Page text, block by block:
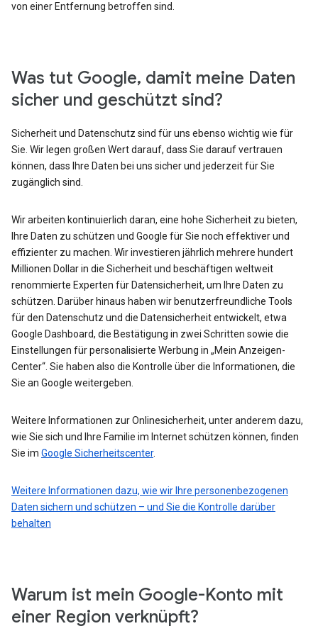
von einer Entfernung betroffen sind.
Was tut Google, damit meine Daten
sicher und geschützt sind?
Sicherheit und Datenschutz sind für uns ebenso wichtig wie für
Sie. Wir legen großen Wert darauf, dass Sie darauf vertrauen
können, dass Ihre Daten bei uns sicher und jederzeit für Sie
zugänglich sind.
Wir arbeiten kontinuierlich daran, eine hohe Sicherheit zu bieten,
Ihre Daten zu schützen und Google für Sie noch effektiver und
effizienter zu machen. Wir investieren jährlich mehrere hundert
Millionen Dollar in die Sicherheit und beschäftigen weltweit
renommierte Experten für Datensicherheit, um Ihre Daten zu
schützen. Darüber hinaus haben wir benutzerfreundliche Tools
für den Datenschutz und die Datensicherheit entwickelt, etwa
Google Dashboard, die Bestätigung in zwei Schritten sowie die
Einstellungen für personalisierte Werbung in „Mein Anzeigen-
Center“. Sie haben also die Kontrolle über die Informationen, die
Sie an Google weitergeben.
Weitere Informationen zur Onlinesicherheit, unter anderem dazu,
wie Sie sich und Ihre Familie im Internet schützen können, finden
Sie im Google Sicherheitscenter.
Weitere Informationen dazu, wie wir Ihre personenbezogenen
Daten sichern und schützen – und Sie die Kontrolle darüber
behalten
Warum ist mein Google-Konto mit
einer Region verknüpft?